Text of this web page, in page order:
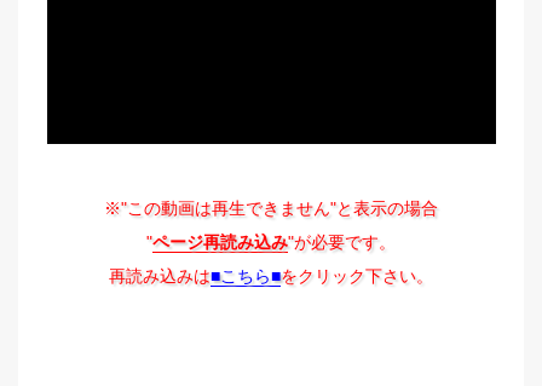
※"この動画は再生できません"と表示の場合
"ページ再読み込み"が必要です。
再読み込みは■こちら■をクリック下さい。